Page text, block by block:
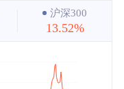
近3年
近5年
最大
沪深300
13.52%